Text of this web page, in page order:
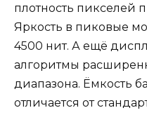
плотность пикселей
Яркость в пиковые
4500 нит. А ещё
алгоритмы
диапазона. Ёмкость
отличается от